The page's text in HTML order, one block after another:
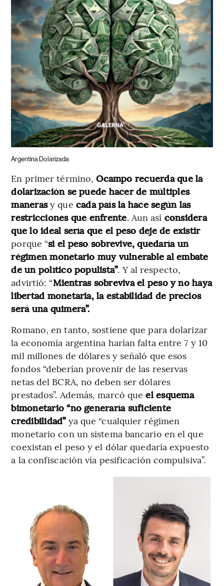
Argentina Dolarizada
En primer término,Ocampo recuerda que la
dolarización se puede hacer de múltiples
manerasy que cada país la hace según las
restricciones que enfrente. Aun así considera
que lo ideal sería que el peso deje de existir
porque “si el peso sobrevive, quedaría un
régimen monetario muy vulnerable al embate
de un político populista”. Y al respecto,
advirtió: “Mientras sobreviva el peso y no haya
libertad monetaria, la estabilidad de precios
será una quimera”.
Romano, en tanto, sostiene que para dolarizar
la economía argentina harían falta entre 7 y 10
mil millones de dólares y señaló que esos
fondos “deberían provenir de las reservas
netas del BCRA, no deben ser dólares
prestados”. Además, marcó queel esquema
bimonetario “no generaría suficiente
credibilidad”ya que “cualquier régimen
monetario con un sistema bancario en el que
coexistan el peso y el dólar quedaría expuesto
a la confiscación vía pesificación compulsiva”.